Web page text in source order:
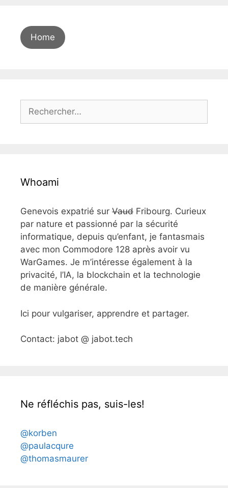
Home
Rechercher :
Whoami
Genevois expatrié sur Vaud Fribourg. Curieux
par nature et passionné par la sécurité
informatique, depuis qu’enfant, je fantasmais
avec mon Commodore 128 après avoir vu
WarGames. Je m’intéresse également à la
privacité, l’IA, la blockchain et la technologie
de manière générale.
Ici pour vulgariser, apprendre et partager.
Contact: jabot @ jabot.tech
Ne réfléchis pas, suis-les!
@korben
@paulacqure
@thomasmaurer